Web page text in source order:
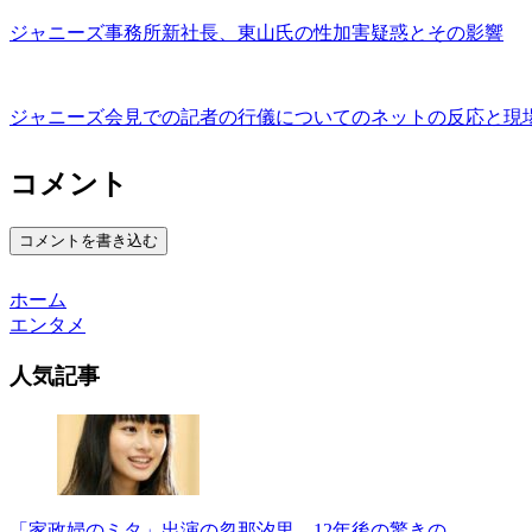
ジャニーズ事務所新社長、東山氏の性加害疑惑とその影響
ジャニーズ会見での記者の行儀についてのネットの反応と現
コメント
コメントを書き込む
ホーム
エンタメ
人気記事